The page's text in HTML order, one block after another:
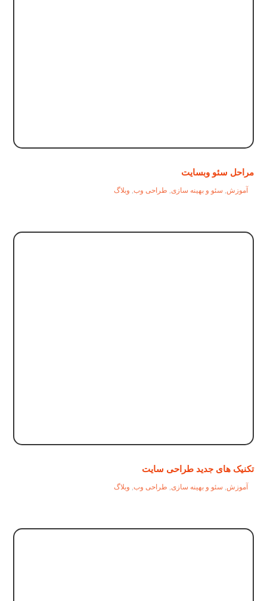
مراحل سئو وبسایت
آموزش سئو و بهینه سازی طراحی وب وبلاگ
تکنیک های جدید طراحی سایت
آموزش, سئو و بهینه سازی, طراحی وب, وبلاگ